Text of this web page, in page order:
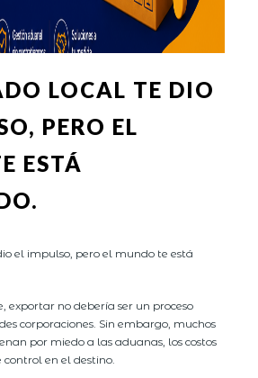
LOCAL TE DIO
PERO EL
ESTÁ
el impulso, pero el mundo te está
exportar no debería ser un proceso
corporaciones. Sin embargo, muchos
por miedo a las aduanas, los costos
en el destino.